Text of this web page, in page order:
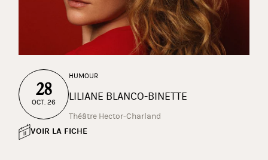
28
OCT. 26
HUMOUR
LILIANE BLANCO-BINETTE
Théâtre Hector-Charland
VOIR LA FICHE